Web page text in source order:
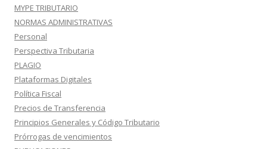
MYPE TRIBUTARIO
NORMAS ADMINISTRATIVAS
Personal
Perspectiva Tributaria
PLAGIO
Plataformas Digitales
Política Fiscal
Precios de Transferencia
Principios Generales y Código Tributario
Prórrogas de vencimientos